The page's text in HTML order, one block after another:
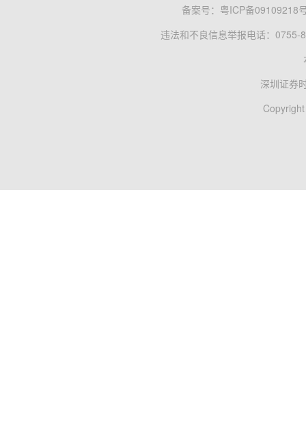
备案号： 粤ICP备09109218
违法和不良信息举报电话：0755-
深圳证券